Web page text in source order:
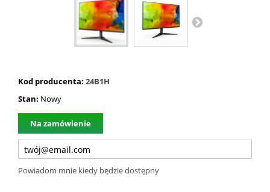
Kod producenta: 24B1H
Stan: Nowy
Na zamówienie
Powiadom mnie kiedy będzie dostępny